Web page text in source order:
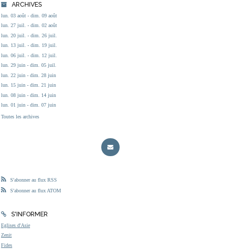
ARCHIVES
lun. 03 août - dim. 09 août
lun. 27 juil. - dim. 02 août
lun. 20 juil. - dim. 26 juil.
lun. 13 juil. - dim. 19 juil.
lun. 06 juil. - dim. 12 juil.
lun. 29 juin - dim. 05 juil.
lun. 22 juin - dim. 28 juin
lun. 15 juin - dim. 21 juin
lun. 08 juin - dim. 14 juin
lun. 01 juin - dim. 07 juin
Toutes les archives
S'abonner au flux RSS
S'abonner au flux ATOM
S'INFORMER
Eglises d'Asie
Zenit
Fides